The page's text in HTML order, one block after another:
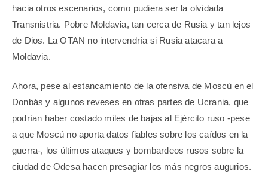
hacia otros escenarios, como pudiera ser la olvidada
Transnistria. Pobre Moldavia, tan cerca de Rusia y tan lejos
de Dios. La OTAN no intervendría si Rusia atacara a
Moldavia.
Ahora, pese al estancamiento de la ofensiva de Moscú en el
Donbás y algunos reveses en otras partes de Ucrania, que
podrían haber costado miles de bajas al Ejército ruso -pese
a que Moscú no aporta datos fiables sobre los caídos en la
guerra-, los últimos ataques y bombardeos rusos sobre la
ciudad de Odesa hacen presagiar los más negros augurios.